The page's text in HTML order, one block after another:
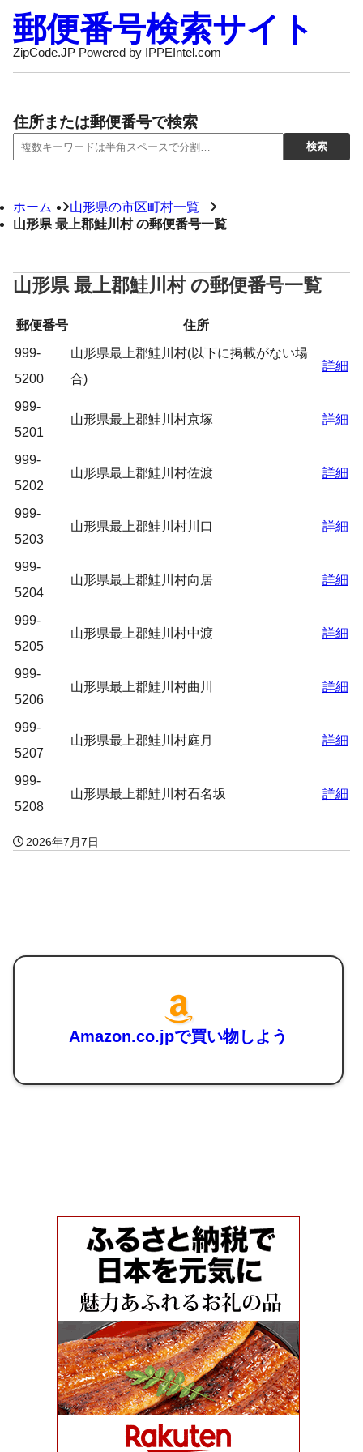
郵便番号検索サイト
ZipCode.JP Powered by IPPEIntel.com
住所または郵便番号で検索
ホーム
山形県の市区町村一覧
山形県 最上郡鮭川村 の郵便番号一覧
山形県 最上郡鮭川村 の郵便番号一覧
郵便番号
住所
999-
5200
山形県最上郡鮭川村(以下に掲載がない場
合)
詳細
999-
5201
山形県最上郡鮭川村京塚 詳細
999-
5202
山形県最上郡鮭川村佐渡 詳細
999-
5203
山形県最上郡鮭川村川口 詳細
999-
5204
山形県最上郡鮭川村向居 詳細
999-
5205
山形県最上郡鮭川村中渡 詳細
999-
5206
山形県最上郡鮭川村曲川 詳細
999-
5207
山形県最上郡鮭川村庭月 詳細
999-
5208
山形県最上郡鮭川村石名坂 詳細
2026年7月7日
Amazon.co.jpで買い物しよう